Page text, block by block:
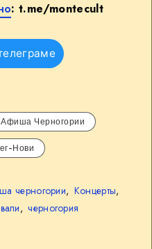
:t.me/montecult
Афиша Черногории
Нови
черногории, Концерты,
, черногория